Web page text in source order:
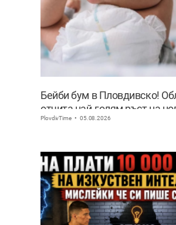
Бейби бум в Пловдивско!
отчита най-голям ръст на
извън София
PlovdivTime 05.08.2026